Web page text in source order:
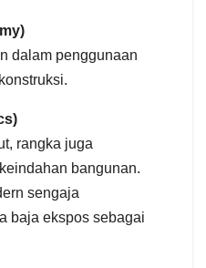
dalam penggunaan
rangka juga
bangunan.
sengaja
baja ekspos sebagai